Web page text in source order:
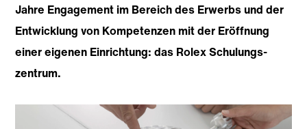
Jahre Engagement im Bereich des Erwerbs und der
Entwicklung von Kompetenzen mit der Eröffnung
einer eigenen Einrichtung: das Rolex Schulungs­
zentrum.